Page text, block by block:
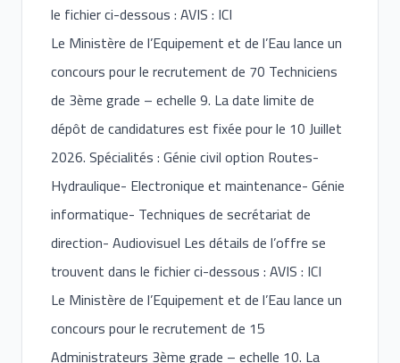
le fichier ci-dessous : AVIS : ICI
Le Ministère de l’Equipement et de l’Eau lance un
concours pour le recrutement de 70 Techniciens
de 3ème grade – echelle 9. La date limite de
dépôt de candidatures est fixée pour le 10 Juillet
2026. Spécialités : Génie civil option Routes-
Hydraulique- Electronique et maintenance- Génie
informatique- Techniques de secrétariat de
direction- Audiovisuel Les détails de l’offre se
trouvent dans le fichier ci-dessous : AVIS : ICI
Le Ministère de l’Equipement et de l’Eau lance un
concours pour le recrutement de 15
Administrateurs 3ème grade – echelle 10. La